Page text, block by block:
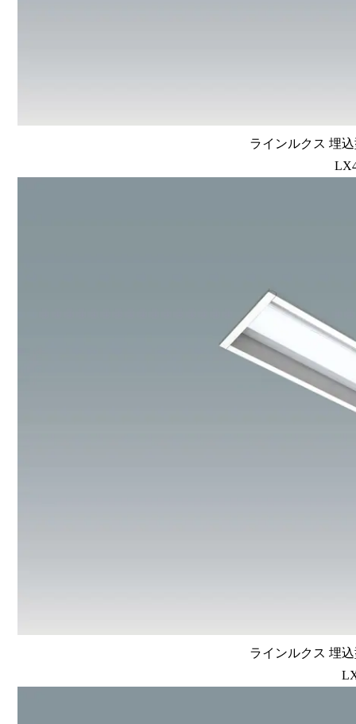
ラインルクス 埋
ラインルクス 埋